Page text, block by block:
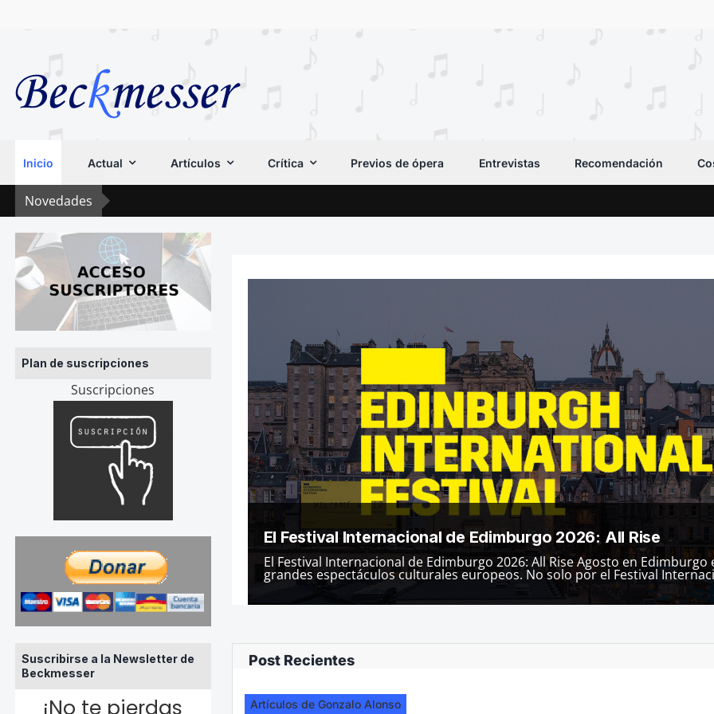
Inicio Actual Artículos Crítica Previos de ópera Entrevistas Recomendación
Novedades
Plan de suscripciones
Suscripciones
Suscribirse a la Newsletter de
Beckmesser
¡No te pierdas
El Festival Internacional de Edimburgo 2026: All Rise
El Festival Internacional de Edimburgo 2026: All Rise Agosto en Edimburgo
grandes espectáculos culturales europeos. No solo por el Festival
Post Recientes
Artículos de Gonzalo Alonso